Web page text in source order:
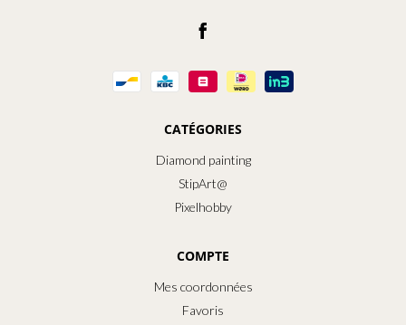
CATÉGORIES
Diamond painting
StipArt@
Pixelhobby
COMPTE
Mes coordonnées
Favoris